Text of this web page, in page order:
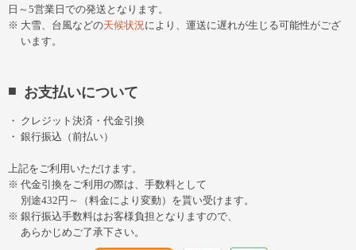
日～5営業日での発送となります。
大雪、台風などの天候状況により、運送に遅れが生じる可能性がござ
います。
お支払いについて
クレジット決済・代金引換
銀行振込（前払い）
上記をご利用いただけます。
代金引換をご利用の際は、手数料として
別途432円～（料金により変動）を貰い受けます。
銀行振込手数料はお客様負担となりますので、
あらかじめご了承下さい。